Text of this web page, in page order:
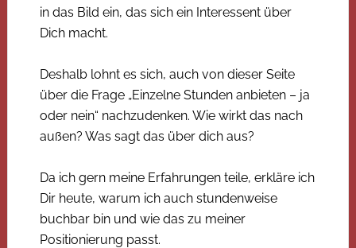
in das Bild ein, das sich ein Interessent über
Dich macht.
Deshalb lohnt es sich, auch von dieser Seite
über die Frage „Einzelne Stunden anbieten – ja
oder nein“ nachzudenken. Wie wirkt das nach
außen? Was sagt das über dich aus?
Da ich gern meine Erfahrungen teile, erkläre ich
Dir heute, warum ich auch stundenweise
buchbar bin und wie das zu meiner
Positionierung passt.